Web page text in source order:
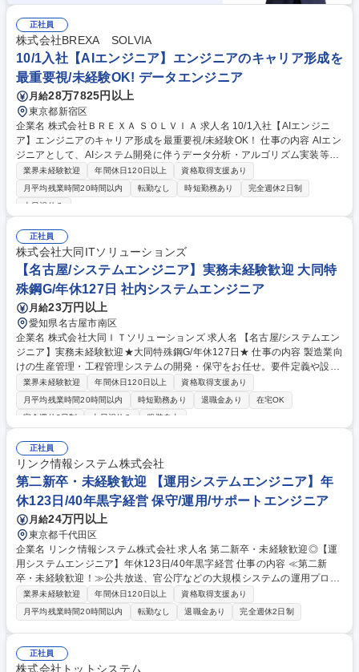
正社員
株式会社BREXA SOLVIA
10/1入社【AIエンジニア】エンジニアのキャリア形成を
最重要視/未経験OK! データエンジニア
月給28万7825円以上
東京都新宿区
企業名 株式会社ＢＲＥＸＡ ＳＯＬＶＩＡ 求人名 10/1入社【AIエンジニ
ア】エンジニアのキャリア形成を最重要視/未経験OK！ 仕事の内容 AIエン
ジニアとして、AIシステム開発に伴うデータ分析・アルゴリズム実装等を
お任せします。入社後3ヶ月間の機械学習研修で知識を習得いただき、
様々なクライアント先でご活躍いただきます。 【プロジェクト例】 ■画像
の欠陥検出アルゴリズム ■エンターテイメント企業のユーザー分析 ■大学
果予測モデルの構築 ■決済サービスにおける顧客データ分析 ■AIベンダー
での各業界に特化した機械学習モデル実装 等 ※変更の範囲：会社の定め
る業務 募集職種 10/1入社【AIエンジニア】エンジニアのキャリア形成を
最重要視/未経験OK！
業界未経験歓迎 年間休日120日以上
資格取得支援あり
月平均残業時間20時間以内
転勤なし 時短勤務あり
完全週休2日制
土日祝休み
正社員
株式会社大同ITソリューションズ
【名古屋/システムエンジニア】実務未経験歓迎 大同特
殊鋼G/年休127日 社内システムエンジニア
月給23万円以上
愛知県名古屋市南区
企業名 株式会社大同ＩＴソリューションズ 求人名 【名古屋/システムエン
ジニア】実務未経験歓迎★大同特殊鋼G/年休127日★ 仕事の内容 製造業向
けの生産管理・工程管理システムの開発・保守をお任せ。要件定義や設計
などの上流工程～運用・改善まで幅広く関わります。IT分野でキャリアを
築きたい方、新技術導入に挑戦したい方を歓迎★ 【具体的にお任せする業
務】 ■製造業向けシステムの設計・開発：生産管理や工程管理システムの
プロジェクトのサポート ■スキルアップ支援：AWS、Oracle、Ciscoなど
の資格取得支援制度あり ★プログラミング経験や開発経験がなくても、IT
業界を志望し自己研鑽している方が活躍できる環境です★ 募集職種 【名
古屋/システムエンジニア】実務未経験歓迎★大同特殊鋼G/年休127日★
業界未経験歓迎 年間休日120日以上
資格取得支援あり
月平均残業時間20時間以内
時短勤務あり 退職金あり
在宅OK
完全週休2日制
土日祝休み 服装自由
正社員
リンク情報システム株式会社
第二新卒・未経験歓迎 【運用システムエンジニア】年
休123日/40年黒字経営 保守/運用/サポートエンジニア
月給24万円以上
東京都千代田区
企業名 リンク情報システム株式会社 求人名 第二新卒・未経験歓迎◎【運
用システムエンジニア】年休123日/40年黒字経営 仕事の内容 ≪第二新
卒・未経験歓迎！≫公共放送、官公庁などの大規模システムの運用プロジ
ェクトにおいて、業務支援やデータ集計、運用・監視等の業務をお任せ。
将来的には運用エンジニアのリーダーなどを目指せます。 【入社後】技術
スキルなどWEB研修を実施し基本情報技術者試験やLinuCレベル1取得な
どの取得を目指します。公共放送、官公庁などの大規模システムの運用プ
ロジェクトにおいて、業務支援やデータ集計、運用・保守等の業務に従事
していただきます。 経験やスキルを磨く中で、希望や適性について相談し
業界未経験歓迎 年間休日120日以上
資格取得支援あり
月平均残業時間20時間以内
転勤なし 退職金あり 完全週休2日制
正社員
株式会社トットシステム